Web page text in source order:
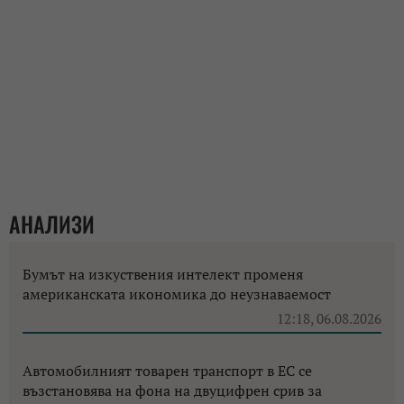
АНАЛИЗИ
Бумът на изкуствения интелект променя
американската икономика до неузнаваемост
12:18, 06.08.2026
Автомобилният товарен транспорт в ЕС се
възстановява на фона на двуцифрен срив за